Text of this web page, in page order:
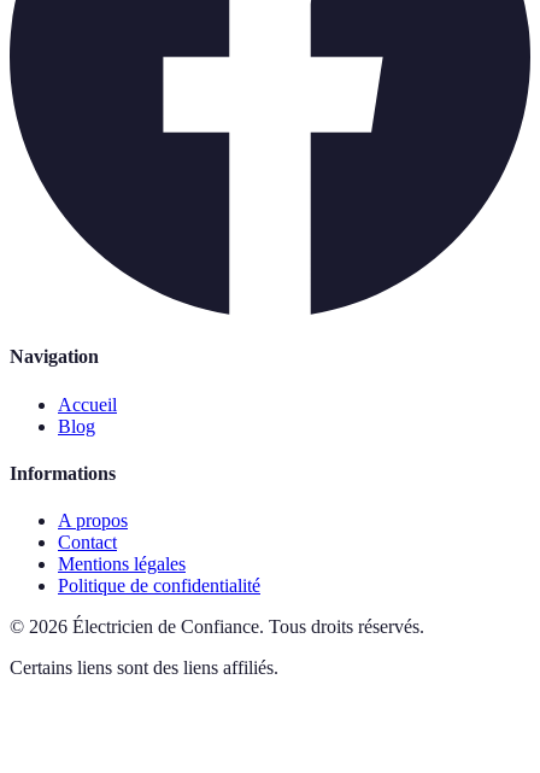
Navigation
Accueil
Blog
Informations
A propos
Contact
Mentions légales
Politique de confidentialité
© 2026 Électricien de Confiance. Tous droits réservés.
Certains liens sont des liens affiliés.